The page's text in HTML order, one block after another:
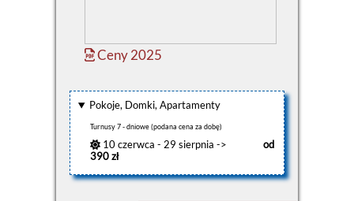
Ceny 2025
Pokoje, Domki, Apartamenty
Turnusy 7 - dniowe (podana cena za dobę)
10 czerwca - 29 sierpnia ->
od
390 zł